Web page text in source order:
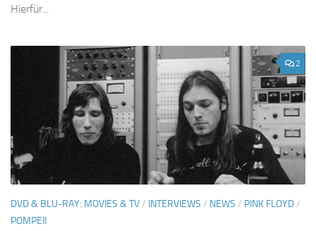
Hierfür...
2
DVD & BLU-RAY: MOVIES & TV/ INTERVIEWS / NEWS / PINK FLOYD/
POMPEII